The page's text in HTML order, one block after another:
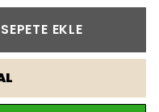
SEPETE EKLE